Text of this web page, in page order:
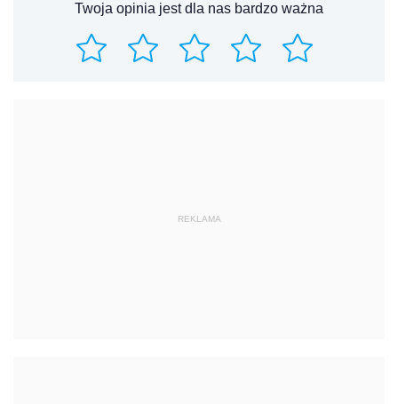
Twoja opinia jest dla nas bardzo ważna
REKLAMA